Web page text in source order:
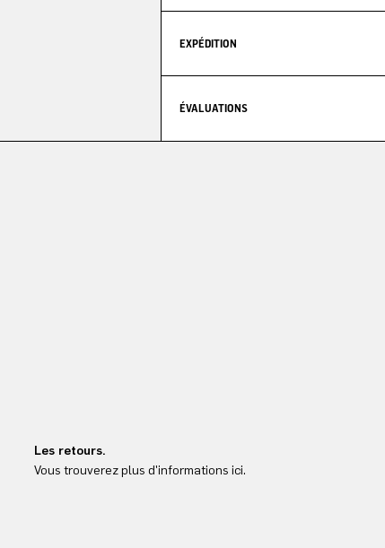
EXPÉDITION
ÉVALUATIONS
Les retours.
Vous trouverez plus d'informations ici.